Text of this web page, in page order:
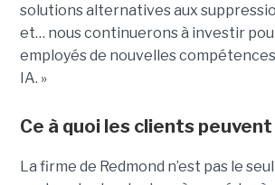
solutions alternatives aux
et… nous continuerons à investir
employés de nouvelles
IA. »
Ce à quoi les clients
La firme de Redmond n’est pas le